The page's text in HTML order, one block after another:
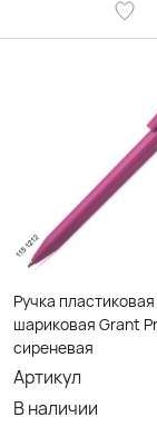
Ручка пластиковая
шариковая Grant
сиреневая
Артикул
В наличии